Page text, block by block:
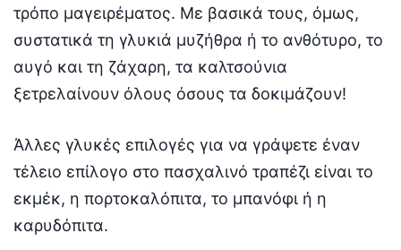
τρόπο μαγειρέματος. Με βασικά τους, όμως,
συστατικά τη γλυκιά μυζήθρα ή το ανθότυρο, το
αυγό και τη ζάχαρη, τα καλτσούνια
ξετρελαίνουν όλους όσους τα δοκιμάζουν!
Άλλες γλυκές επιλογές για να γράψετε έναν
τέλειο επίλογο στο πασχαλινό τραπέζι είναι το
εκμέκ, η πορτοκαλόπιτα, το μπανόφι ή η
καρυδόπιτα.